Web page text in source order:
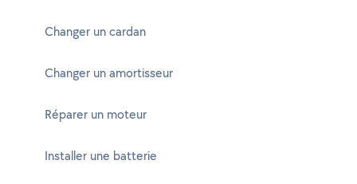
Changer un cardan
Changer un amortisseur
Réparer un moteur
Installer une batterie